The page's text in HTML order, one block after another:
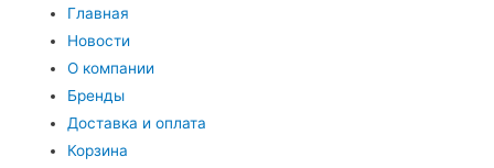
Главная
Новости
О компании
Бренды
Доставка и оплата
Корзина